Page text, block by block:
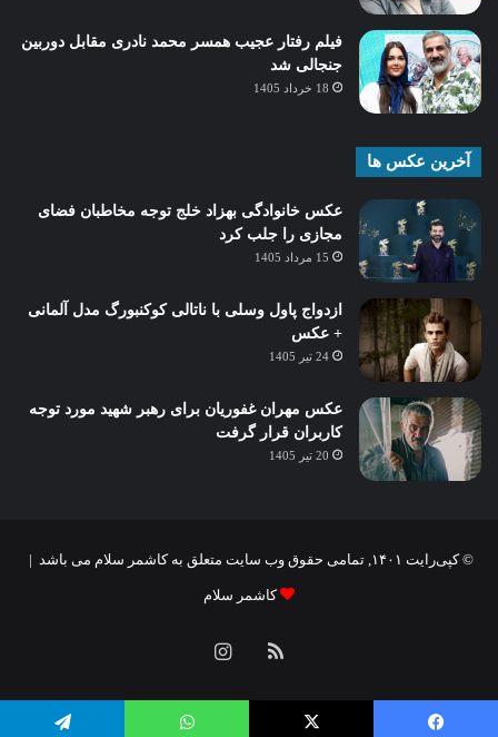
فیلم رفتار عجیب همسر محمد نادری مقابل دوربین
جنجالی شد
18 خرداد 1405
آخرین عکس ها
عکس خانوادگی بهزاد خلج توجه مخاطبان فضای
مجازی را جلب کرد
15 مرداد 1405
ازدواج پاول وسلی با ناتالی کوکنبورگ مدل آلمانی
+ عکس
24 تیر 1405
عکس مهران غفوریان برای رهبر شهید مورد توجه
کاربران قرار گرفت
20 تیر 1405
© کپی‌رایت ۱۴۰۱, تمامی حقوق وب سایت متعلق به کاشمر سلام می باشد |
کاشمر سلام
خوراکاینستاگرام